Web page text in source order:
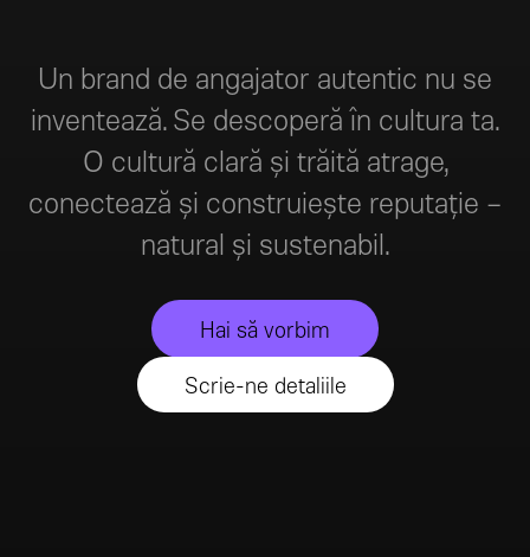
Un brand de angajator autentic nu se
inventează. Se descoperă în cultura ta.
O cultură clară și trăită atrage,
conectează și construiește reputație –
natural și sustenabil.
Hai să vorbim
Scrie-ne detaliile